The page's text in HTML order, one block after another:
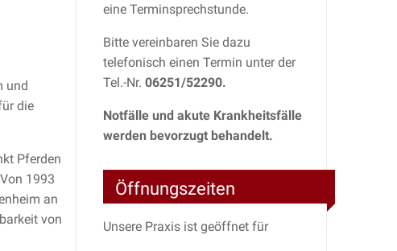
und
die
Pferden
1993
an
von
eine Terminsprechstunde.
Bitte vereinbaren Sie dazu
telefonisch einen Termin unter der
Tel.-Nr. 06251/52290.
Notfälle und akute Krankheitsfälle
werden bevorzugt behandelt.
Öffnungszeiten
Unsere Praxis ist geöffnet für